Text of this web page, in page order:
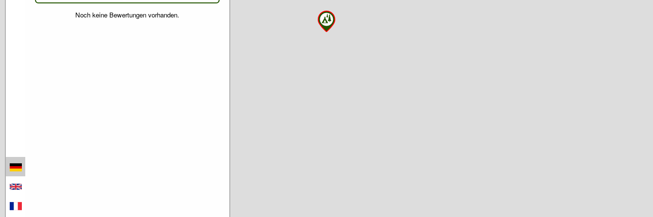
Noch keine Bewertungen vorhanden.